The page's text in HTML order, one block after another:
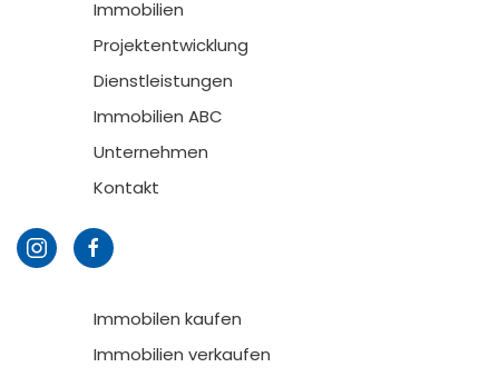
Immobilien
Projektentwicklung
Dienstleistungen
Immobilien ABC
Unternehmen
Kontakt
Immobilen kaufen
Immobilien verkaufen